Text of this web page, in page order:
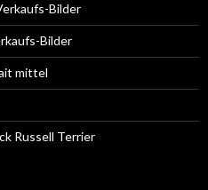
Bilder
Bilder
mittel
Russell Terrier